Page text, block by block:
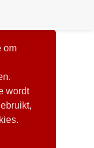
om
wordt